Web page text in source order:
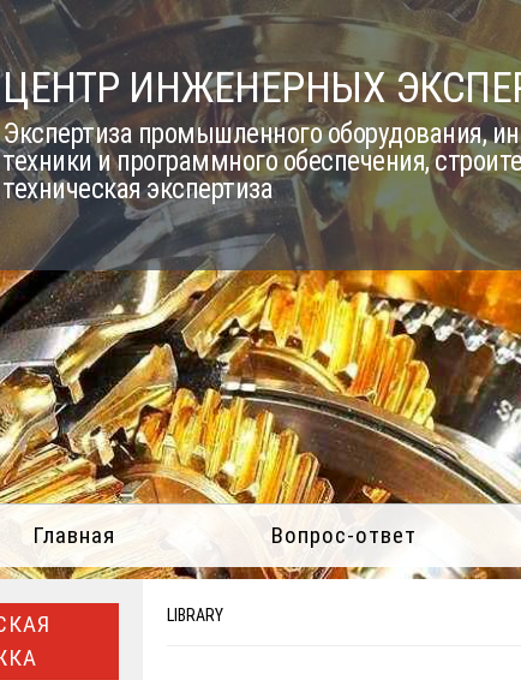
ЦЕНТР ИНЖЕНЕРНЫХ
Экспертиза промышленного оборудования,
техники и программного обеспечения,
техническая экспертиза
Главная Вопрос-ответ
LIBRARY